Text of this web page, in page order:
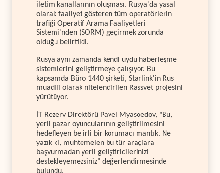
iletim kanallarının oluşması. Rusya'da yasal
olarak faaliyet gösteren tüm operatörlerin
trafiği Operatif Arama Faaliyetleri
Sistemi'nden (SORM) geçirmek zorunda
olduğu belirtildi.
Rusya aynı zamanda kendi uydu haberleşme
sistemlerini geliştirmeye çalışıyor. Bu
kapsamda Büro 1440 şirketi, Starlink'in Rus
muadili olarak nitelendirilen Rassvet projesini
yürütüyor.
İT-Rezerv Direktörü Pavel Myasoedov, "Bu,
yerli pazar oyuncularının geliştirilmesini
hedefleyen belirli bir korumacı mantık. Ne
yazık ki, muhtemelen bu tür araçlara
başvurmadan yerli geliştiricilerinizi
destekleyemezsiniz" değerlendirmesinde
bulundu.